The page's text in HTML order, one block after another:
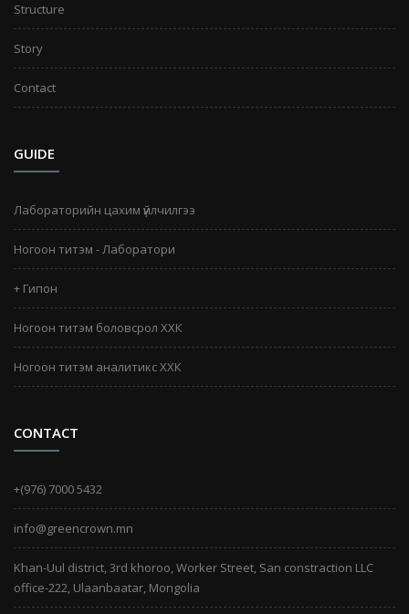
Structure
Story
Contact
GUIDE
Лабораторийн цахим үйлчилгээ
Ногоон титэм - Лаборатори
+ Гипон
Ногоон титэм боловсрол ХХК
Ногоон титэм аналитикс ХХК
CONTACT
+(976) 7000 5432
info@greencrown.mn
Khan-Uul district, 3rd khoroo, Worker Street, San constraction LLC
office-222, Ulaanbaatar, Mongolia